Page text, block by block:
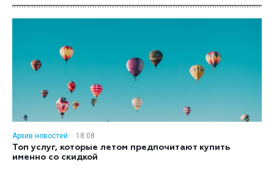
Архив новостей
18:08
Топ услуг, которые летом предпочитают купить
именно со скидкой